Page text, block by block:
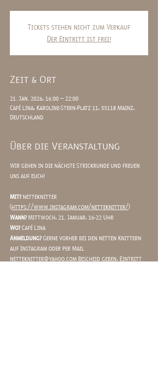
Tickets stehen nicht zum Verkauf
Der Eintritt ist frei!
Zeit & Ort
21. Jan. 2026, 16:00 – 22:00
Café Lina, Karoline-Stern-Platz 11, 55118 Mainz,
Deutschland
Über die Veranstaltung
Wir gehen in die nächste Strickrunde und freuen
uns auf euch!
Mit? netteknitter
(https://www.instagram.com/netteknitter/)
Wann? Mittwoch, 21. Januar, 16-22 Uhr
Wo? Café Lina
Anmeldung? Gerne vorher bei den netten Knittern
auf Instagram oder per Mail
netteknitter@yahoo.com Bescheid geben, Eintritt